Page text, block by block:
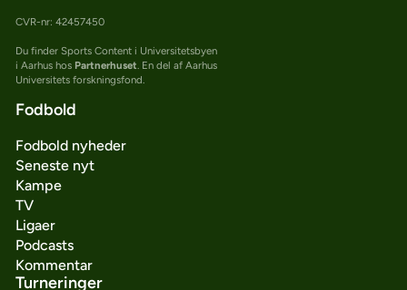
CVR-nr: 42457450
Du finder Sports Content i Universitetsbyen
i Aarhus hos Partnerhuset. En del af Aarhus
Universitets forskningsfond.
Fodbold
Fodbold nyheder
Seneste nyt
Kampe
TV
Ligaer
Podcasts
Kommentar
Turneringer